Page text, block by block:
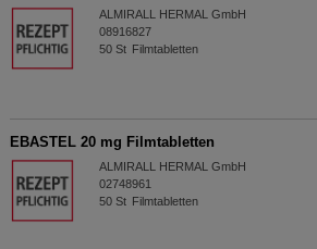
ALMIRALL HERMAL GmbH
08916827
50 St Filmtabletten
EBASTEL 20 mg Filmtabletten
ALMIRALL HERMAL GmbH
02748961
50 St Filmtabletten